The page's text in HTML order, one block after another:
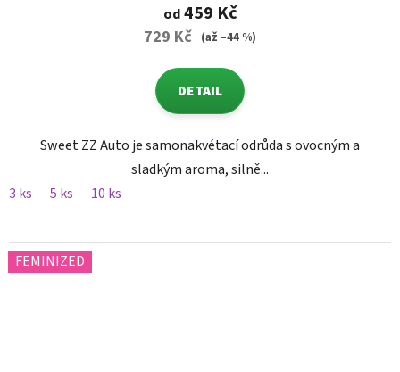
od459 Kč
729 Kč (až –44 %)
DETAIL
Sweet ZZ Auto je samonakvétací odrůda s ovocným a
sladkým aroma, silně...
3 ks
5 ks 10 ks
FEMINIZED